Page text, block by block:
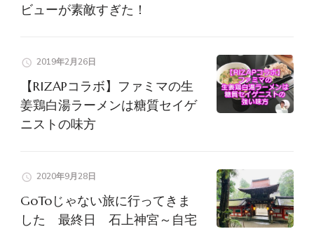
ビューが素敵すぎた！
2019年2月26日
【RIZAPコラボ】ファミマの生
姜鶏白湯ラーメンは糖質セイゲ
ニストの味方
2020年9月28日
GoToじゃない旅に行ってきま
した 最終日 石上神宮～自宅